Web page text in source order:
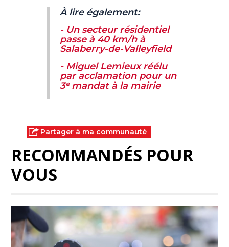
À lire également:
- Un secteur résidentiel
passe à 40 km/h à
Salaberry-de-Valleyfield
- Miguel Lemieux réélu
par acclamation pour un
3ᵉ mandat à la mairie
Partager à ma communauté
RECOMMANDÉS POUR
VOUS